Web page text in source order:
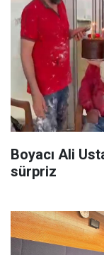
Boyacı Ali
sürpriz